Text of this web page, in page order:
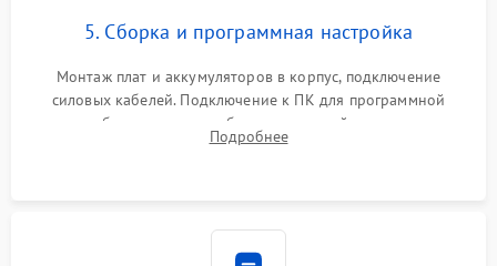
5. Сборка и программная настройка
Монтаж плат и аккумуляторов в корпус, подключение
силовых кабелей. Подключение к ПК для программной
калибровки констант батареи, настройки порогов
срабатывания AVR и сброса счетчиков старения АКБ.
Подробнее